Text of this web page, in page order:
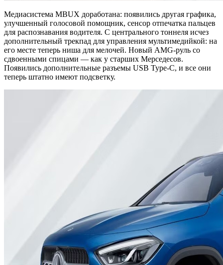
Медиасистема MBUX доработана: появились другая графика,
улучшенный голосовой помощник, сенсор отпечатка пальцев
для распознавания водителя. С центрального тоннеля исчез
дополнительный трекпад для управления мультимедийкой: на
его месте теперь ниша для мелочей. Новый AMG-руль со
сдвоенными спицами — как у старших Мерседесов.
Появились дополнительные разъемы USB Type-C, и все они
теперь штатно имеют подсветку.